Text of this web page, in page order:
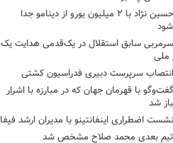
حسین نژاد با ۲ میلیون یورو از دینامو جدا
سرمربی سابق استقلال در یک‌قدمی هدایت یک
ملی
انتصاب سرپرست دبیری فدراسیون کشتی
گفت‌وگو با قهرمان جهان که در مبارزه با اشرار
شد
نشست اضطراری اینفانتینو با مدیران ارشد فیفا
تیم بعدی محمد صلاح مشخص شد